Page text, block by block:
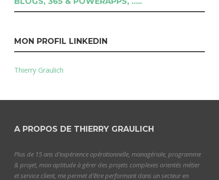
MON PROFIL LINKEDIN
Thierry Graulich
A PROPOS DE THIERRY GRAULICH
Plus de 15 ans d’expérience opérationnelle, managériale, programme
& projet, mon aptitude à gérer des projets complexes orientés métier
et service client, me permet d’être performant dans un secteur en